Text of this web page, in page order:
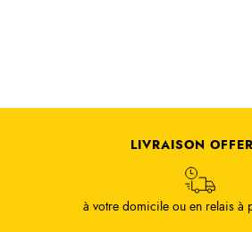
LIVRAISON
à votre domicile ou en relais à